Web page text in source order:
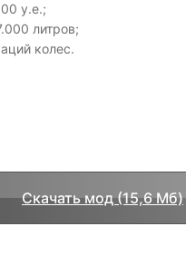
у.е.;
литров;
колес.
Скачать мод (15,6 Мб)